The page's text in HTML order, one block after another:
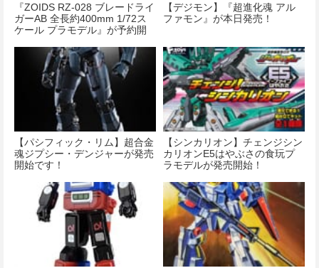
『ZOIDS RZ-028 ブレードライ
ガーAB 全長約400mm 1/72ス
ケール プラモデル』が予約開
【デジモン】『超進化魂 アル
ファモン』が本日発売！
【パシフィック・リム】超合金
魂ジプシー・デンジャーが発売
開始です！
【シンカリオン】チェンジシン
カリオンE5はやぶさの食玩プ
ラモデルが発売開始！